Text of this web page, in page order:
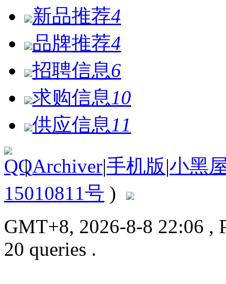
新品推荐4
品牌推荐4
招聘信息6
求购信息 10
供应信息 11
| Archiver|手机版|小黑
15010811号 )
GMT+8, 2026-8-8 22:06 ,
20 queries .